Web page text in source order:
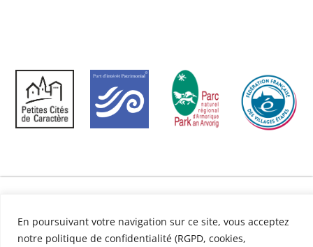
En poursuivant votre navigation sur ce site, vous acceptez
notre politique de confidentialité (RGPD, cookies,
Site réalisé par Abergraphique